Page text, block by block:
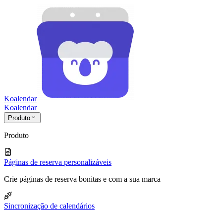
Koalendar
Koalendar
Produto
Produto
Páginas de reserva personalizáveis
Crie páginas de reserva bonitas e com a sua marca
Sincronização de calendários